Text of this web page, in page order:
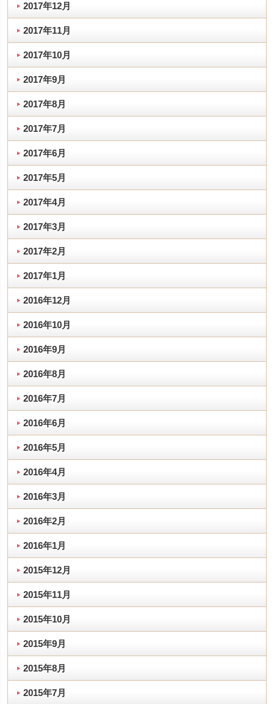
2017年12月
2017年11月
2017年10月
2017年9月
2017年8月
2017年7月
2017年6月
2017年5月
2017年4月
2017年3月
2017年2月
2017年1月
2016年12月
2016年10月
2016年9月
2016年8月
2016年7月
2016年6月
2016年5月
2016年4月
2016年3月
2016年2月
2016年1月
2015年12月
2015年11月
2015年10月
2015年9月
2015年8月
2015年7月